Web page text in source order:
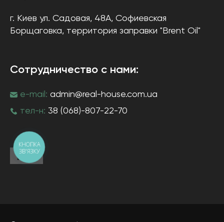
г. Киев ул. Садовая, 48А, Софиевская
Борщаговка, территория заправки "Brent Oil"
Сотрудничество с нами:
e-mail: admin@real-house.com.ua
тел-н: 38 (068)-807-22-70
КНОПКА
ЗВ'ЯЗКУ